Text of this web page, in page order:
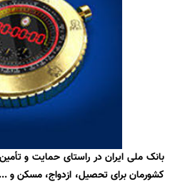
بانک ملی ایران در راستای حمایت و تأمین
کشورمان برای تحصیل، ازدواج، مسکن و